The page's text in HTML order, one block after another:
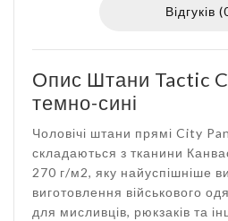
Відгуків
Опис Штани Tactic
темно-сині
Чоловічі штани прямі City
складаються з тканини
270 г/м2, яку найуспішніше
виготовлення військового
для мисливців, рюкзаків та